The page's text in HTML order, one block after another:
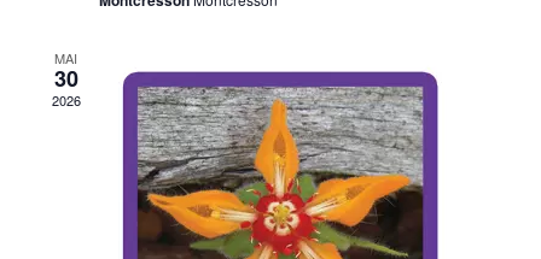
MAI
30
2026